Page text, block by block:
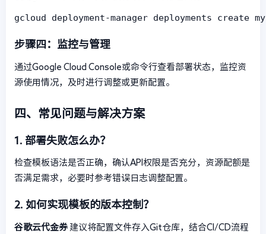
gcloud deployment-manager deployments create
步骤四：监控与管理
通过Google Cloud Console或命令行查看部署状态，监控资
源使用情况，及时进行调整或更新配置。
四、常见问题与解决方案
1. 部署失败怎么办？
检查模板语法是否正确，确认API权限是否充分，资源配额是
否满足需求，必要时参考错误日志调整配置。
2. 如何实现模板的版本控制？
谷歌云代金券建议将配置文件存入Git仓库，结合CI/CD流程